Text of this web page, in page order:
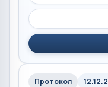
Протокол